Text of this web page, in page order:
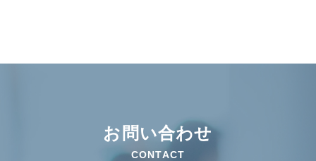
お問い合わせ
CONTACT